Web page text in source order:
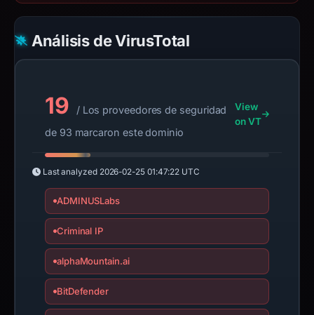
Análisis de VirusTotal
19
/ Los proveedores de seguridad
de 93 marcaron este dominio
View
on VT
Last analyzed 2026-02-25 01:47:22 UTC
ADMINUSLabs
Criminal IP
alphaMountain.ai
BitDefender